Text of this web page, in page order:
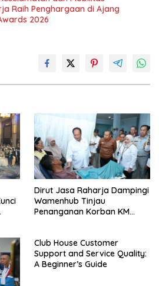
Raih Penghargaan di Ajang
2026
Dirut Jasa Raharja Dampingi
Wamenhub Tinjau
Penanganan Korban KM
Club House Customer
Support and Service Quality:
A Beginner’s Guide